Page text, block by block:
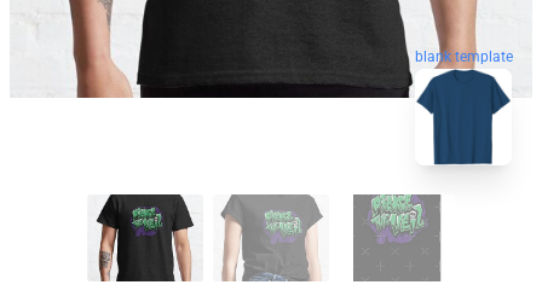
blank template